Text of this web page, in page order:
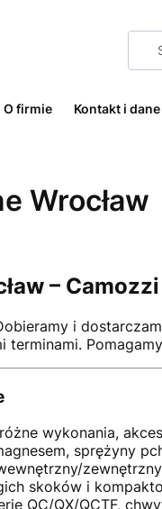
O firmie Kontakt i
Wrocław
–
i
terminami.
wykonania,
sprężyny
skoków i
QC/QX/QCTF,